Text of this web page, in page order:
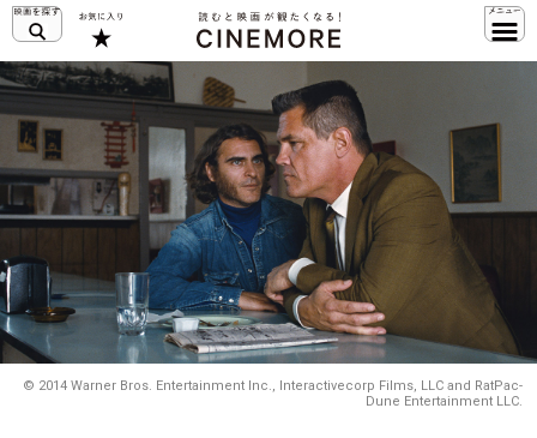
© 2014 Warner Bros. Entertainment Inc., Interactivecorp Films, LLC and RatPac-
Dune Entertainment LLC.